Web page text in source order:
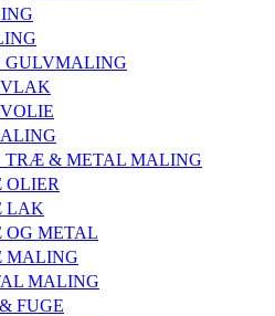
GULVMALING
TRÆ & METAL MALING
LAK
METAL
MALING
MALING
FUGE